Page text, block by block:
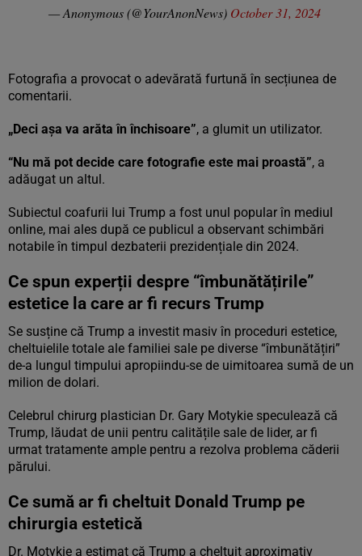
— Anonymous (@YourAnonNews) October 31, 2024
Fotografia a provocat o adevărată furtună în secțiunea de
comentarii.
„Deci așa va arăta în închisoare”, a glumit un utilizator.
“Nu mă pot decide care fotografie este mai proastă”, a
adăugat un altul.
Subiectul coafurii lui Trump a fost unul popular în mediul
online, mai ales după ce publicul a observant schimbări
notabile în timpul dezbaterii prezidențiale din 2024.
Ce spun experții despre “îmbunătățirile”
estetice la care ar fi recurs Trump
Se susține că Trump a investit masiv în proceduri estetice,
cheltuielile totale ale familiei sale pe diverse “îmbunătățiri”
de-a lungul timpului apropiindu-se de uimitoarea sumă de un
milion de dolari.
Celebrul chirurg plastician Dr. Gary Motykie speculează că
Trump, lăudat de unii pentru calitățile sale de lider, ar fi
urmat tratamente ample pentru a rezolva problema căderii
părului.
Ce sumă ar fi cheltuit Donald Trump pe
chirurgia estetică
Dr. Motykie a estimat că Trump a cheltuit aproximativ